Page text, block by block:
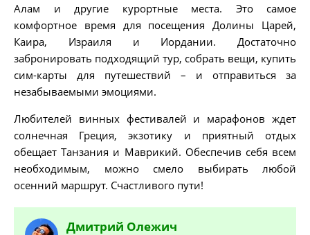
Алам и другие курортные места. Это самое
комфортное время для посещения Долины Царей,
Каира, Израиля и Иордании. Достаточно
забронировать подходящий тур, собрать вещи, купить
сим-карты для путешествий – и отправиться за
незабываемыми эмоциями.
Любителей винных фестивалей и марафонов ждет
солнечная Греция, экзотику и приятный отдых
обещает Танзания и Маврикий. Обеспечив себя всем
необходимым, можно смело выбирать любой
осенний маршрут. Счастливого пути!
Дмитрий Олежич